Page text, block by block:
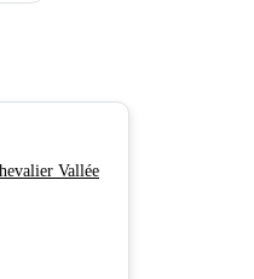
Vallée